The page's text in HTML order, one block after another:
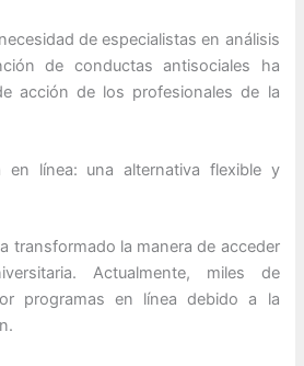
de especialistas en análisis
de conductas antisociales ha
acción de los profesionales de la
en línea: una alternativa flexible y
transformado la manera de acceder
Actualmente, miles de
programas en línea debido a la